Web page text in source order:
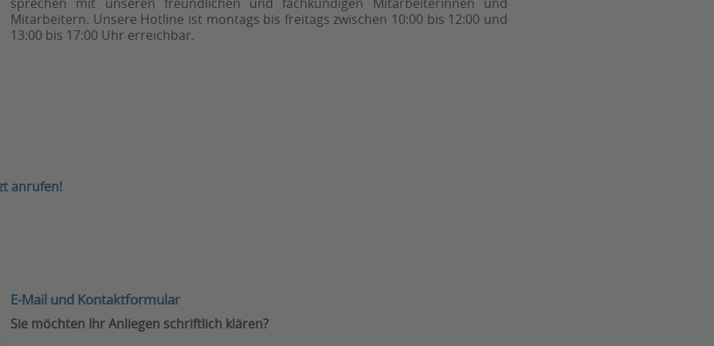
Mitarbeitern. Unsere Hotline ist montags bis freitags zwischen 10:00 bis 12:00 und
13:00 bis 17:00 Uhr erreichbar.
E-Mail und Kontaktformular
Sie möchten Ihr Anliegen schriftlich klären?
anrufen!